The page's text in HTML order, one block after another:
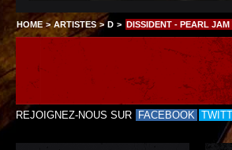
HOME >ARTISTES>D > DISSIDENT - PEARL JAM
REJOIGNEZ-NOUS SUR FACEBOOK